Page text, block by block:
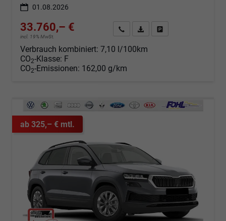
01.08.2026
33.760,– €
incl. 19% MwSt.
Angebot anfordern
Fahrzeugexpose (PDF)
Verbrauch kombiniert: 7,10 l/100km
CO2-Klasse: F
CO2-Emissionen: 162,00 g/km
ab 325,– € mtl.